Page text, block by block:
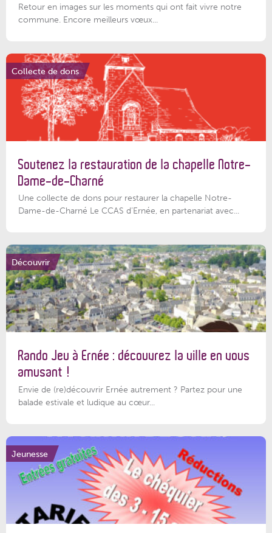
Retour en images sur les moments qui ont fait vivre notre
commune. Encore meilleurs vœux...
Collecte de dons
Soutenez la restauration de la chapelle Notre-
Dame-de-Charné
Une collecte de dons pour restaurer la chapelle Notre-
Dame-de-Charné Le CCAS d’Ernée, en partenariat avec...
Découvrir
Rando Jeu à Ernée : découvrez la ville en vous
amusant !
Envie de (re)découvrir Ernée autrement ? Partez pour une
balade estivale et ludique au cœur...
Jeunesse